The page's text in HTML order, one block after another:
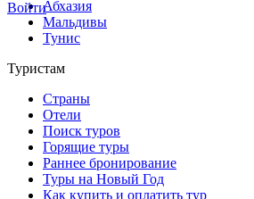
ВойтиАбхазия
Мальдивы
Тунис
Туристам
Страны
Отели
Поиск туров
Горящие туры
Раннее бронирование
Туры на Новый Год
Как купить и оплатить тур